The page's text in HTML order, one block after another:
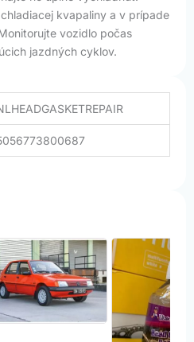
kvapaliny a v prípade
vozidlo počas
jazdných cyklov.